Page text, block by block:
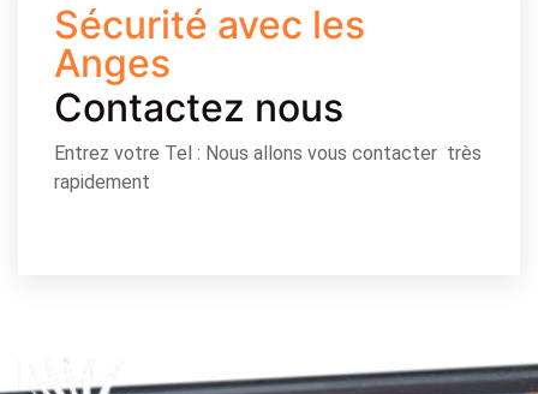
Sécurité avec les
Anges
Contactez nous
Entrez votre Tel : Nous allons vous contacter très
rapidement